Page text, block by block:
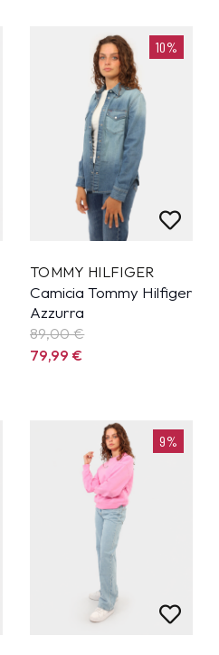
10%
TOMMY HILFIGER
Camicia Tommy Hilfiger
Azzurra
89,00 €
79,99€
9%